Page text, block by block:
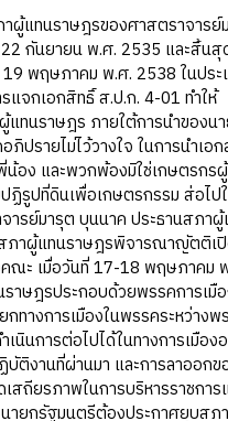
าผู้แทนราษฎรของศาสตราจารย์
กันยายน พ.ศ. 2535 และสิ้นสุ
พฤษภาคม พ.ศ. 2538 ในปร
แจกเอกสิทธิ์ ส.ป.ก. 4-01 ทำให้
แทนราษฎร ภายใต้การนำของน
ปรายไม่ไว้วางใจ ในการนำเอ
อง และพวกพ้องมิใช่เกษตรกร
ฏิรูปที่ดินเพื่อเกษตรกรรม ส่อไป
ารย์มารุต บุนนาค ประธานสภา
ภาผู้แทนราษฎรพิจารณาญัตติเ
คณะ เมื่อวันที่ 17-18 พฤษภาคม
าษฎรประกอบด้วยพรรคการเมื
ทางการเมืองในพรรคระหว่างพ
นินการต่อไปได้ในทางการเมือง
ติงานที่ผ่านมา และการลาออก
เสถียรภาพในการบริหารราชกา
ายกรัฐมนตรีต้องประกาศยุบสภ